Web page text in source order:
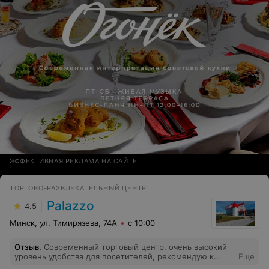
ЭФФЕКТИВНАЯ РЕКЛАМА НА САЙТЕ
ТОРГОВО-РАЗВЛЕКАТЕЛЬНЫЙ ЦЕНТР
4.5 Palazzo
Минск, ул. Тимирязева, 74А с 10:00
Отзыв. Современный торговый центр, очень высокий
уровень удобства для посетителей, рекомендую к
Еще